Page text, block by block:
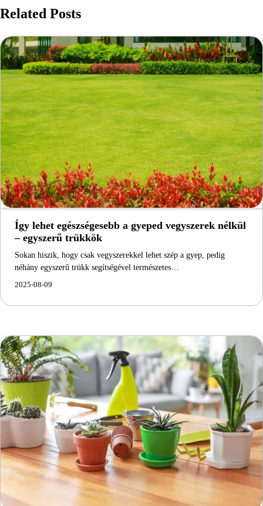
Related Posts
Így lehet egészségesebb a gyeped vegyszerek nélkül
– egyszerű trükkök
Sokan hiszik, hogy csak vegyszerekkel lehet szép a gyep, pedig
néhány egyszerű trükk segítségével természetes…
2025-08-09